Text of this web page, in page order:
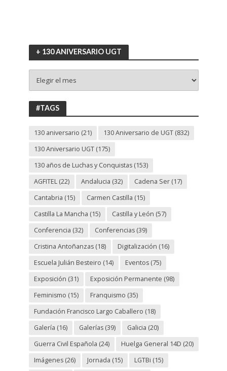
+ 130 ANIVERSARIO UGT
130
ANIVERSARIO
UGT
#TAGS
130 aniversario (21) 130 Aniversario de UGT(832)
130 Aniversario UGT(175)
130 años de Luchas y Conquistas(153)
AGFITEL(22) Andalucia (32) Cadena Ser(17)
Cantabria (15) Carmen Castilla (15)
Castilla La Mancha (15) Castilla y León (57)
Conferencia (32) Conferencias(39)
Cristina Antoñanzas(18) Digitalización (16)
Escuela Julián Besteiro (14) Eventos(75)
Exposición (31) Exposición Permanente (98)
Feminismo (15) Franquismo (35)
Fundación Francisco Largo Caballero (18)
Galería (16) Galerías(39) Galicia (20)
Guerra Civil Española (24) Huelga General 14D (20)
Imágenes(26) Jornada (15) LGTBi (15)